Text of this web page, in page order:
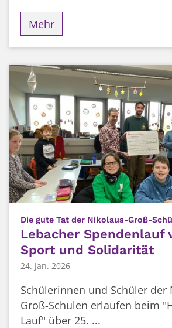
Mehr
Die gute Tat der Nikolaus-Groß-
Lebacher Spendenlauf
Sport und Solidarität
24. Jan. 2026
Schülerinnen und Schüler der
Groß-Schulen erlaufen beim
Lauf" über 25. ...